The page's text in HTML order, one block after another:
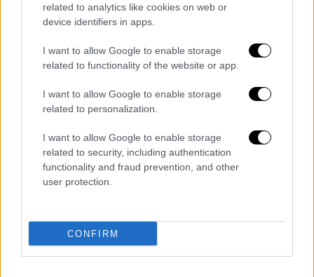
related to analytics like cookies on web or
device identifiers in apps.
I want to allow Google to enable storage
related to functionality of the website or app.
I want to allow Google to enable storage
related to personalization.
I want to allow Google to enable storage
related to security, including authentication
functionality and fraud prevention, and other
user protection.
CONFIRM
video
Και πάλι,πολλά συγχαρητήριαγια τη
διοργάνωση αυτής της εξαιρετικής έκθεσης
και εύχομαι η πολύ μεγάλη προσέλευση να
είναι ενδεικτική μιας ακόμα εξαιρετικής
τουριστικής χρονιάς, που ξεκινάει σε λίγο».
της εταιρείας FORUM που διοργανώνει την
Θανάσης Παναγούλιας
«Ευχαριστώ από καρδιάς τον κ.